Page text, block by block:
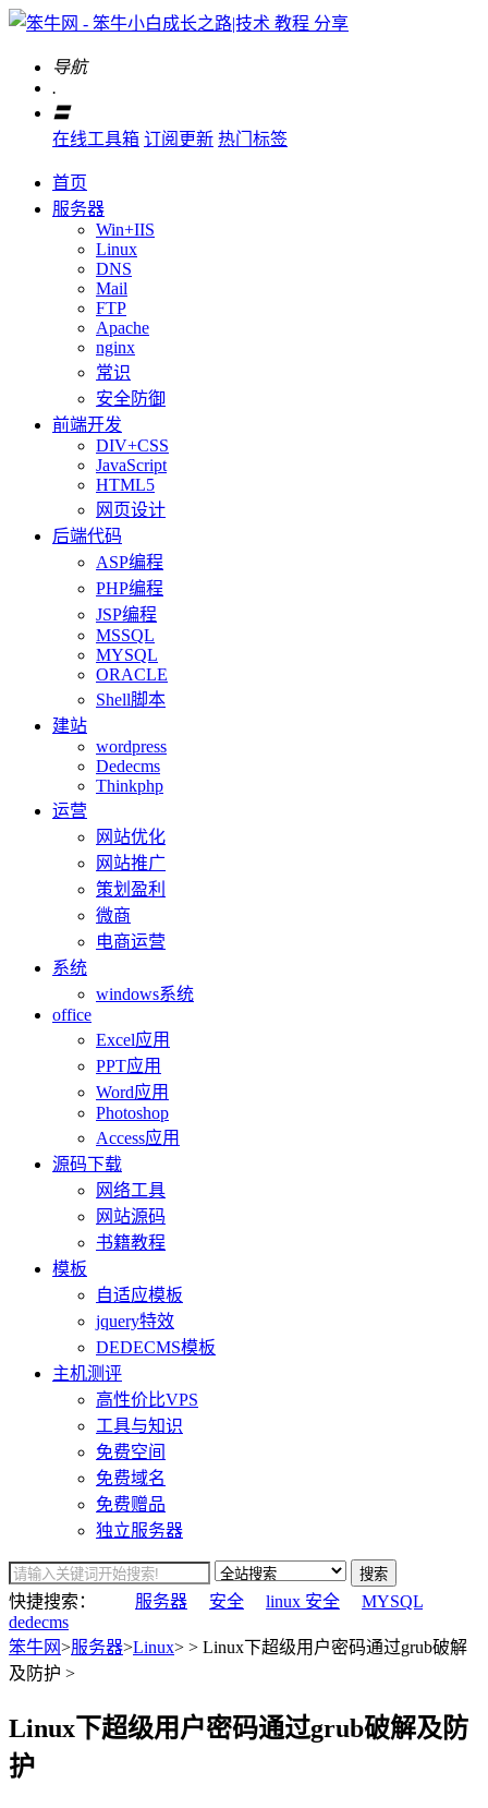
导航
.
〓
在线工具箱 订阅更新 热门标签
首页
服务器
Win+IIS
Linux
DNS
Mail
FTP
Apache
nginx
常识
安全防御
前端开发
DIV+CSS
JavaScript
HTML5
网页设计
后端代码
ASP编程
PHP编程
JSP编程
MSSQL
MYSQL
ORACLE
Shell脚本
建站
wordpress
Dedecms
Thinkphp
运营
网站优化
网站推广
策划盈利
微商
电商运营
系统
windows系统
office
Excel应用
PPT应用
Word应用
Photoshop
Access应用
源码下载
网络工具
网站源码
书籍教程
模板
自适应模板
jquery特效
DEDECMS模板
主机测评
高性价比VPS
工具与知识
免费空间
免费域名
免费赠品
独立服务器
搜索
快捷搜索： 服务器 安全 linux 安全
MYSQL
dedecms
笨牛网>服务器>Linux> > Linux下超级用户密码通过grub破解
及防护 >
Linux下超级用户密码通过grub破解及防
护